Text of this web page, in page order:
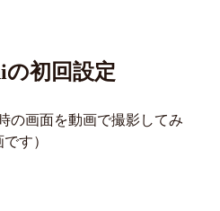
初回設定
の画面を動画で撮影してみ
す）